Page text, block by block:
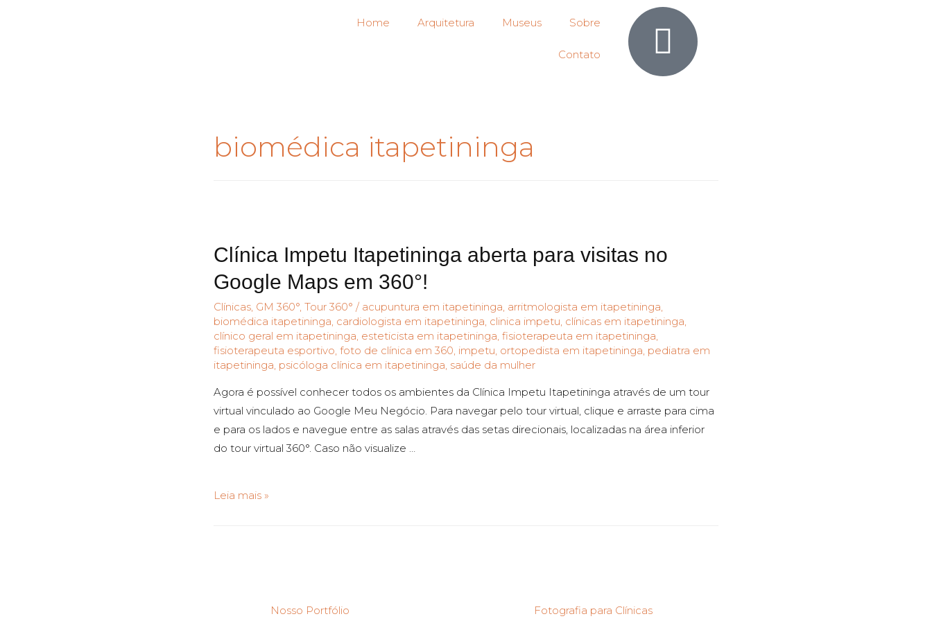
Home Arquitetura Museus Sobre
Contato
biomédica itapetininga
Clínica Impetu Itapetininga aberta para visitas no
Google Maps em 360°!
Clínicas, GM 360°, Tour 360° / acupuntura em itapetininga, arritmologista em itapetininga,
biomédica itapetininga, cardiologista em itapetininga, clinica impetu, clínicas em itapetininga,
clínico geral em itapetininga, esteticista em itapetininga, fisioterapeuta em itapetininga,
fisioterapeuta esportivo, foto de clínica em 360, impetu, ortopedista em itapetininga, pediatra em
itapetininga, psicóloga clínica em itapetininga, saúde da mulher
Agora é possível conhecer todos os ambientes da Clínica Impetu Itapetininga através de um tour
virtual vinculado ao Google Meu Negócio. Para navegar pelo tour virtual, clique e arraste para cima
e para os lados e navegue entre as salas através das setas direcionais, localizadas na área inferior
do tour virtual 360°. Caso não visualize …
Leia mais »
Nosso Portfólio Fotografia para Clínicas